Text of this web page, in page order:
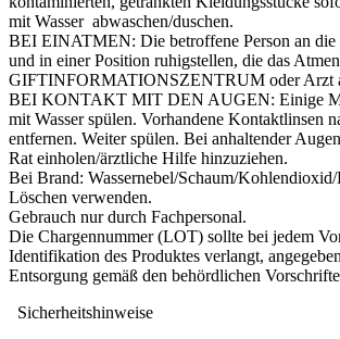
mit Wasser abwaschen/duschen.
BEI EINATMEN: Die betroffene Person an
und in einer Position ruhigstellen, die das
GIFTINFORMATIONSZENTRUM oder Arzt
BEI KONTAKT MIT DEN AUGEN: Einige
mit Wasser spülen. Vorhandene Kontaktlinsen
entfernen. Weiter spülen. Bei anhaltender
Rat einholen/ärztliche Hilfe hinzuziehen.
Bei Brand: Wassernebel/Schaum/
Löschen verwenden.
Gebrauch nur durch Fachpersonal.
Die Chargennummer (LOT) sollte bei jedem
Identifikation des Produktes verlangt,
Entsorgung gemäß den behördlichen
Sicherheitshinweise